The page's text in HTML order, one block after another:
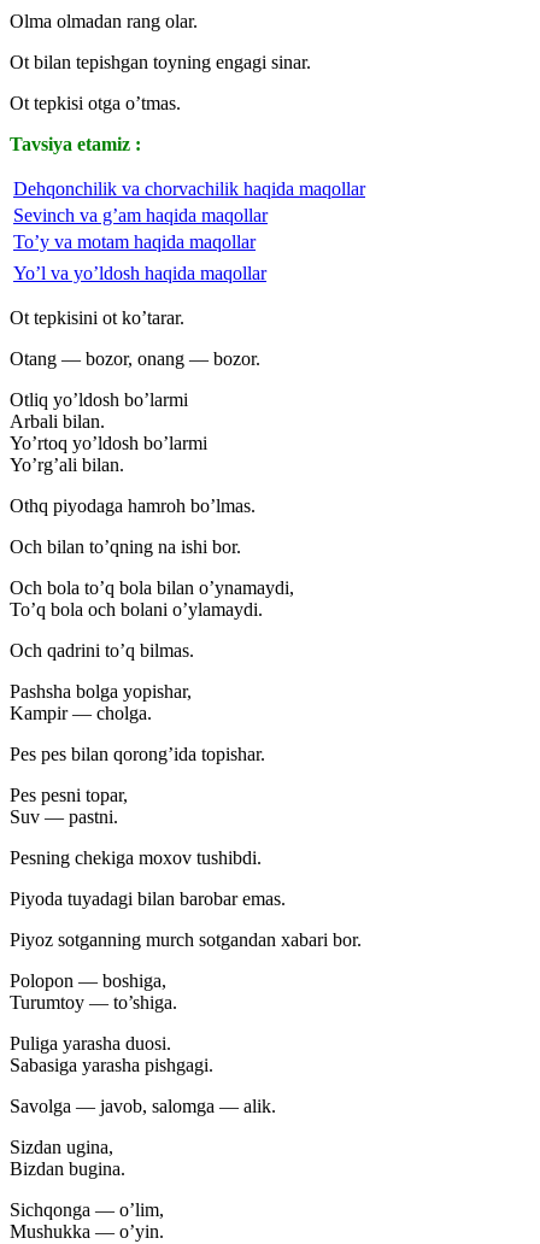
Olma olmadan rang olar.
Ot bilan tepishgan toyning engagi sinar.
Ot tepkisi otga o’tmas.
Tavsiya etamiz :
Dehqonchilik va chorvachilik haqida maqollar
Sevinch va g’am haqida maqollar
To’y va motam haqida maqollar
Yo’l va yo’ldosh haqida maqollar
Ot tepkisini ot ko’tarar.
Otang — bozor, onang — bozor.
Otliq yo’ldosh bo’larmi
Arbali bilan.
Yo’rtoq yo’ldosh bo’larmi
Yo’rg’ali bilan.
Othq piyodaga hamroh bo’lmas.
Och bilan to’qning na ishi bor.
Och bola to’q bola bilan o’ynamaydi,
To’q bola och bolani o’ylamaydi.
Och qadrini to’q bilmas.
Pashsha bolga yopishar,
Kampir — cholga.
Pes pes bilan qorong’ida topishar.
Pes pesni topar,
Suv — pastni.
Pesning chekiga moxov tushibdi.
Piyoda tuyadagi bilan barobar emas.
Piyoz sotganning murch sotgandan xabari bor.
Polopon — boshiga,
Turumtoy — to’shiga.
Puliga yarasha duosi.
Sabasiga yarasha pishgagi.
Savolga — javob, salomga — alik.
Sizdan ugina,
Bizdan bugina.
Sichqonga — o’lim,
Mushukka — o’yin.